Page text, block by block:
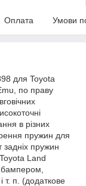
Оплата Умови
для Toyota
по праву
в різних
пружин для
задніх пружин
Land
т. п. (додаткове